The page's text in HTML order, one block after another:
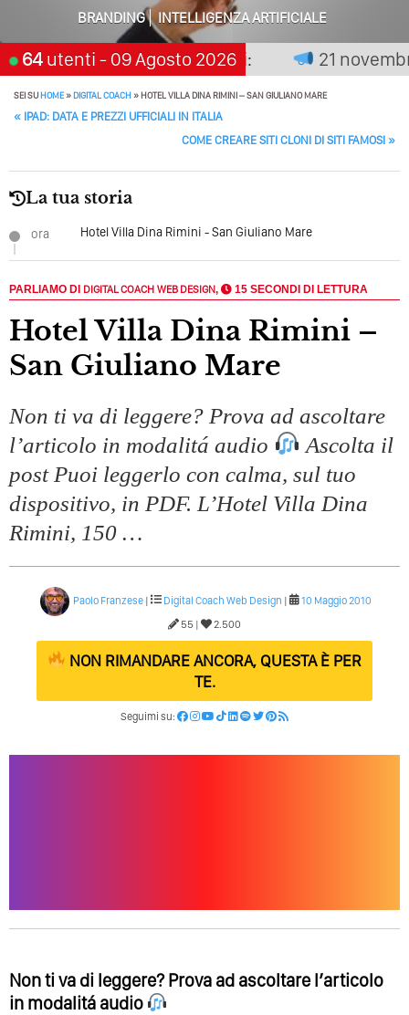
Perché Pubblicare Non Basta Più? Contenuti Di Valore O
Solo Rumore…
Perché Non Guadagni Sui Social Media? Probabilmente
Tutto Peggiorerà
Quali Sono Gli Errori Della Comunicazione Politica? Il
Caso Delle Braccia Incrociate
Come Promuoversi Nel Wedding? Il Mio Intervento Per
L’Accademia Del Wedding
BRANDING
INTELLIGENZA ARTIFICIALE
64 utenti - 09 Agosto 2026
premia chi aspetta, scegli: 21 novembre
SEI SUHOME»DIGITAL COACH»HOTEL VILLA DINA RIMINI – SAN GIULIANO MARE
POST NAVIGATION
« IPAD: DATA E PREZZI UFFICIALI IN ITALIA
COME CREARE SITI CLONI DI SITI FAMOSI »
La tua storia
ora Hotel Villa Dina Rimini - San Giuliano Mare
PARLIAMO DI DIGITAL COACH WEB DESIGN, 15 SECONDI DI LETTURA
Hotel Villa Dina Rimini –
San Giuliano Mare
Non ti va di leggere? Prova ad ascoltare
l’articolo in modalitá audio
Ascolta il
post Puoi leggerlo con calma, sul tuo
dispositivo, in PDF. L’Hotel Villa Dina
Rimini, 150 …
Paolo Franzese| Digital Coach Web Design |
10 Maggio 2010
55 |
2.500
NON RIMANDARE ANCORA, QUESTA È PER
TE.
Seguimi su:
Non ti va di leggere? Prova ad ascoltare l’articolo
in modalitá audio